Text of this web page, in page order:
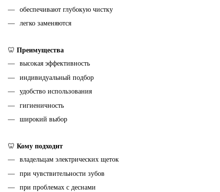
обеспечивают глубокую чистку
легко заменяются
🦷 Преимущества
высокая эффективность
индивидуальный подбор
удобство использования
гигиеничность
широкий выбор
🦷 Кому подходит
владельцам электрических щеток
при чувствительности зубов
при проблемах с деснами